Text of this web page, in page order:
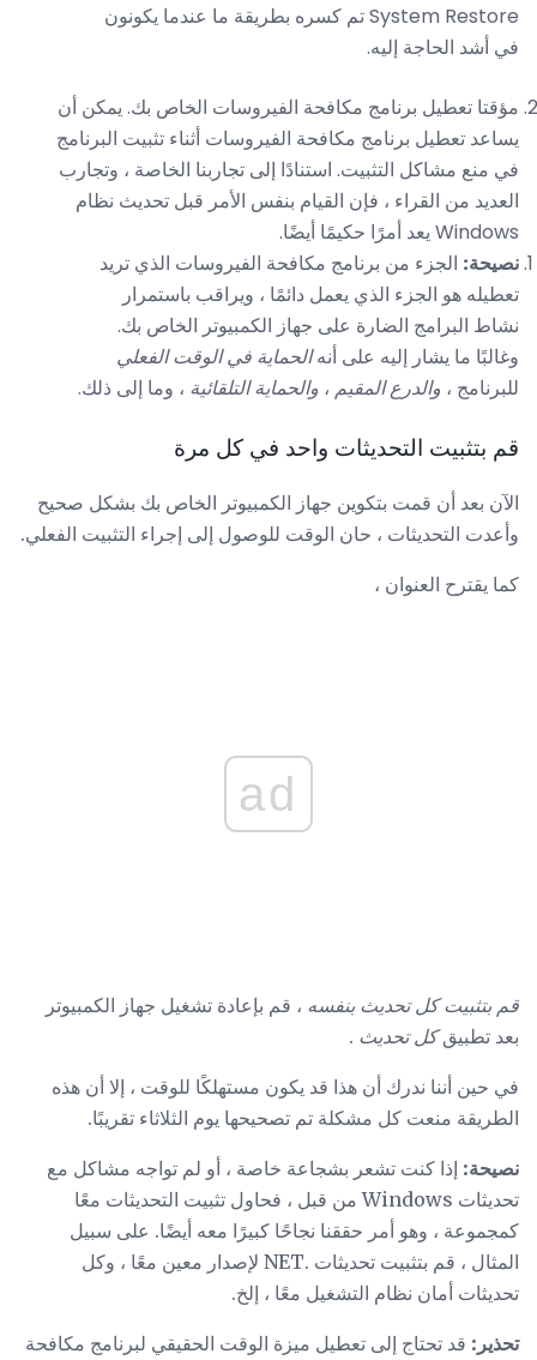
System Restore تم كسره بطريقة ما عندما يكونون
في أشد الحاجة إليه.
مؤقتا تعطيل برنامج مكافحة الفيروسات الخاص بك. يمكن أن
يساعد تعطيل برنامج مكافحة الفيروسات أثناء تثبيت البرنامج
في منع مشاكل التثبيت. استنادًا إلى تجاربنا الخاصة ، وتجارب
العديد من القراء ، فإن القيام بنفس الأمر قبل تحديث نظام
Windows يعد أمرًا حكيمًا أيضًا.
نصيحة: الجزء من برنامج مكافحة الفيروسات الذي تريد
تعطيله هو الجزء الذي يعمل دائمًا ، ويراقب باستمرار
نشاط البرامج الضارة على جهاز الكمبيوتر الخاص بك.
وغالبًا ما يشار إليه على أنهالحماية في الوقت الفعلي
للبرنامج ، والدرع المقيم ، والحماية التلقائية ، وما إلى ذلك.
قم بتثبيت التحديثات واحد في كل مرة
الآن بعد أن قمت بتكوين جهاز الكمبيوتر الخاص بك بشكل صحيح
وأعدت التحديثات ، حان الوقت للوصول إلى إجراء التثبيت الفعلي.
كما يقترح العنوان ،
ad
قم بتثبيت كل تحديث بنفسه ، قم بإعادة تشغيل جهاز الكمبيوتر
بعد تطبيقكل تحديث .
في حين أننا ندرك أن هذا قد يكون مستهلكًا للوقت ، إلا أن هذه
الطريقة منعت كل مشكلة تم تصحيحها يوم الثلاثاء تقريبًا.
نصيحة: إذا كنت تشعر بشجاعة خاصة ، أو لم تواجه مشاكل مع
تحديثات Windows من قبل ، فحاول تثبيت التحديثات معًا
كمجموعة ، وهو أمر حققنا نجاحًا كبيرًا معه أيضًا. على سبيل
المثال ، قم بتثبيت تحديثات .NET لإصدار معين معًا ، وكل
تحديثات أمان نظام التشغيل معًا ، إلخ.
تحذير: قد تحتاج إلى تعطيل ميزة الوقت الحقيقي لبرنامج مكافحة